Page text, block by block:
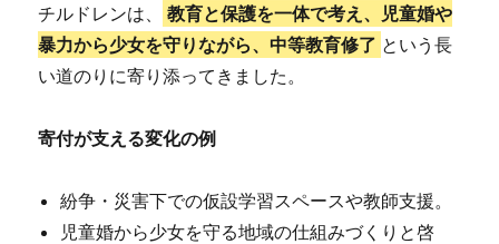
チルドレンは、
教育と保護を一体で考え、児童婚や
暴力から少女を守りながら、中等教育修了 という長
い道のりに寄り添ってきました。
寄付が支える変化の例
紛争・災害下での仮設学習スペースや教師支援。
児童婚から少女を守る地域の仕組みづくりと啓